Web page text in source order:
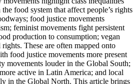
food system that affect people’s rights
food justice movements
feminist movements fight persistent
production to consumption; vegan
These are often mapped onto
food justice movements more present
movements louder in the Global South;
active in Latin America; and local
in the Global North. This article brings